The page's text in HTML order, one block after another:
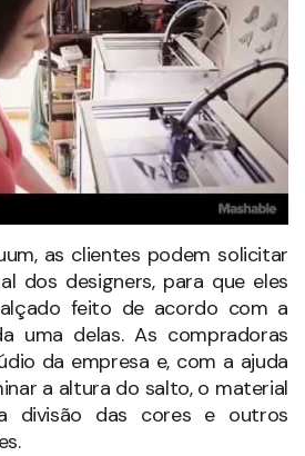
as clientes podem solicitar
dos designers, para que eles
feito de acordo com a
uma delas. As compradoras
da empresa e, com a ajuda
a altura do salto, o material
divisão das cores e outros